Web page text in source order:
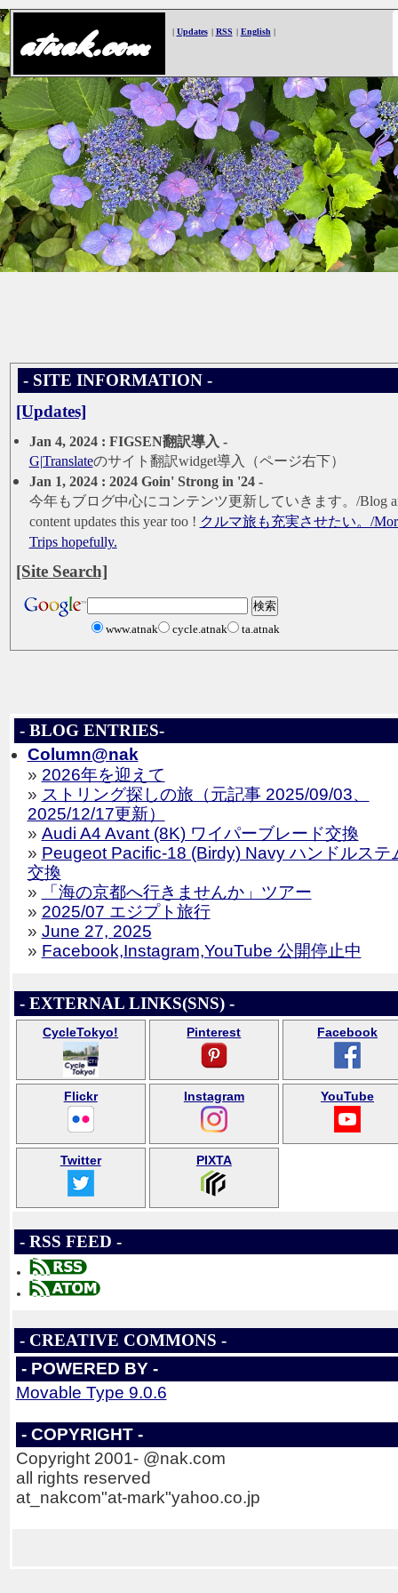
atnak.com | Updates | RSS | English |
- SITE INFORMATION -
[Updates]
Jan 4, 2024 : FIGSEN翻訳導入 -
G|Translateのサイト翻訳widget導入（ページ右下）
Jan 1, 2024 : 2024 Goin' Strong in '24 -
今年もブログ中心にコンテンツ更新していきます。/Blog
content updates this year too ! クルマ旅も充実させたい。/
Trips hopefully.
[Site Search]
www.atnak cycle.atnak ta.atnak
- BLOG ENTRIES-
Column@nak
» 2026年を迎えて
» ストリング探しの旅（元記事 2025/09/03、
2025/12/17更新）
» Audi A4 Avant (8K) ワイパーブレード交換
» Peugeot Pacific-18 (Birdy) Navy ハンドルステ
交換
»
「海の京都へ行きませんか」ツアー
» 2025/07 エジプト旅行
» June 27, 2025
» Facebook,Instagram,YouTube 公開停止中
- EXTERNAL LINKS(SNS) -
CycleTokyo! Pinterest Facebook
Flickr Instagram YouTube
Twitter PIXTA
- RSS FEED -
- CREATIVE COMMONS -
- POWERED BY -
Movable Type 9.0.6
- COPYRIGHT -
Copyright 2001- @nak.com
all rights reserved
at_nakcom"at-mark"yahoo.co.jp